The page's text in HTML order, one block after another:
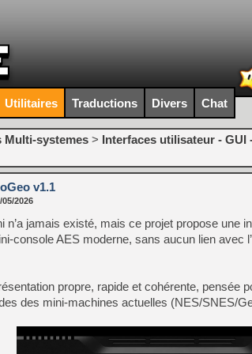
Utilitaires Traductions Divers Chat
Multi-systemes > Interfaces utilisateur - GUI
v1.1
2026
n’a jamais existé, mais ce projet propose une
AES moderne, sans aucun lien
propre, rapide et cohérente, pensée
des mini‑machines actuelles (NES/SNES/